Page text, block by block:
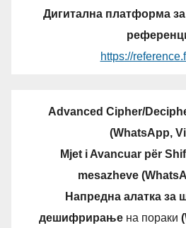
Дигитална платформа
https://
Advanced Cipher/
(WhatsApp,
Mjet i Avancuar për
mesazheve
Напредна алатка
дешифрирањена пораки